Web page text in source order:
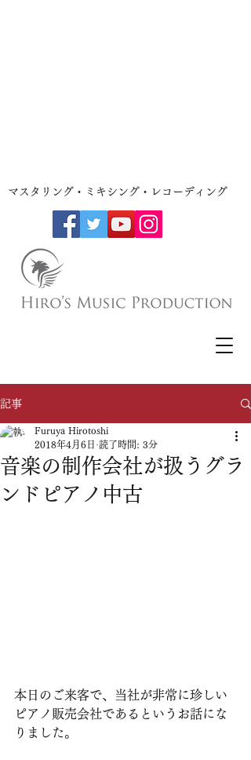
​マスタリング・ミキシング・レコーディング
記事
音楽の制作会社が扱うグラ
ンドピアノ中古
Furuya Hirotoshi
2018年4月6日 読了時間: 3分
本日のご来客で、当社が非常に珍しい
ピアノ販売会社であるというお話にな
りました。